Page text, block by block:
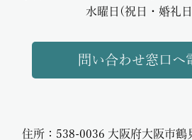
水曜日(祝日・婚礼
問い合わせ窓口へ
住所：538-0036 大阪府大阪市